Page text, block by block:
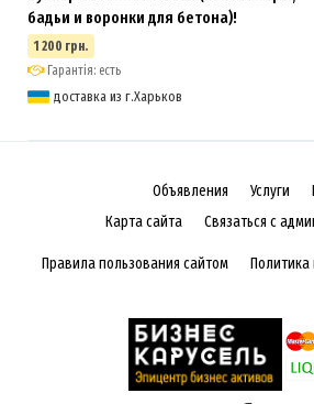
бадьи и воронки для бетона)!
1 200 грн.
Гарантія: есть
доставка из г.Харьков
Объявления Услуги
Карта сайта
Связаться с
Правила пользования сайтом